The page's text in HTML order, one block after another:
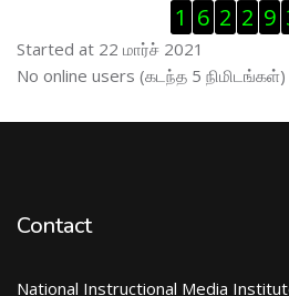
Visitor Counter ஐத் தவிர்
1 6 2 2 9
Started at 22 மார்ச் 2021
இணைப்புநிலைப் பயனாளர் ஐத் தவிர்
No online users (கடந்த 5 நிமிடங்கள்)
Contact
National Instructional Media